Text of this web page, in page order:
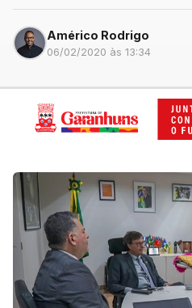
Américo Rodrigo
06/02/2020 às 13:34